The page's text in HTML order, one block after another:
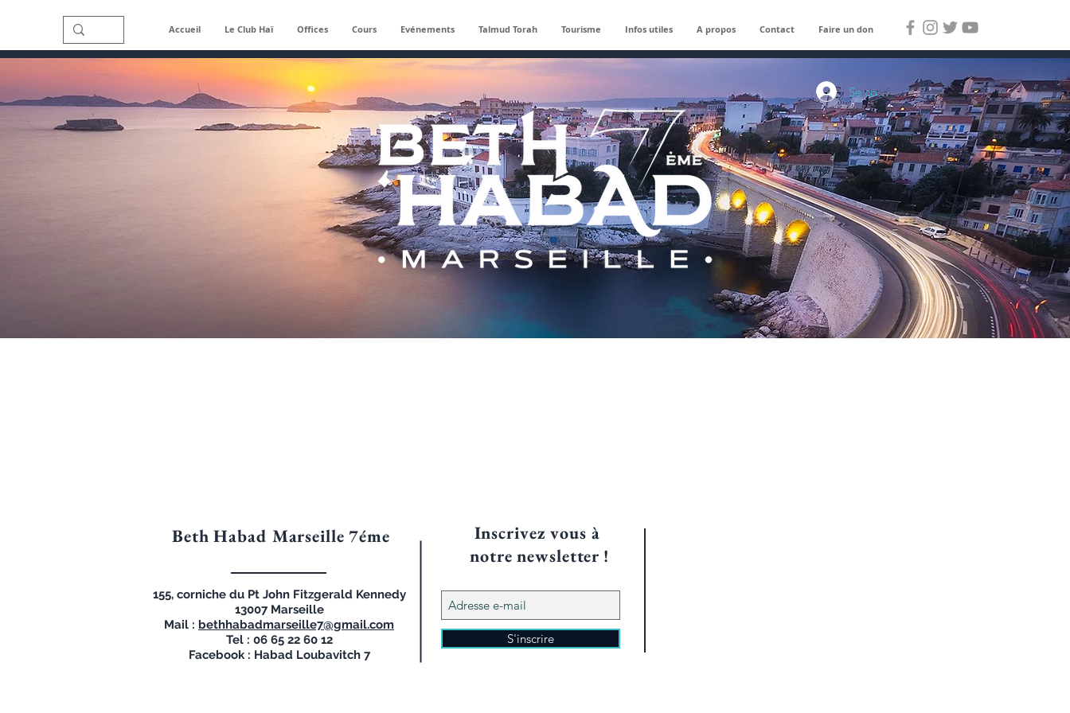
Accueil Le Club Haï Offices Cours Evénements Talmud Torah Tourisme Infos utiles A propos Contact Faire un don
Se connecter
Beth Habad Marseille 7éme
Inscrivez vous à
notrenewsletter !
155, corniche du Pt John Fitzgerald Kennedy
13007 Marseille
Mail : bethhabadmarseille7@gmail.com
Tel : 06 65 22 60 12
Facebook : Habad Loubavitch 7
S'inscrire